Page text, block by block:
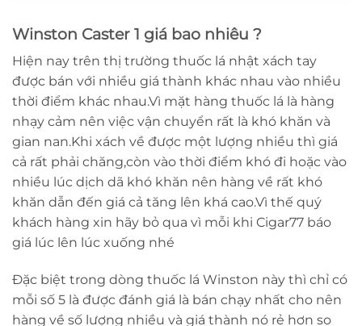
Winston Caster 1 giá bao nhiêu ?
Hiện nay trên thị trường thuốc lá nhật xách tay
được bán với nhiều giá thành khác nhau vào nhiều
thời điểm khác nhau.Vì mặt hàng thuốc lá là hàng
nhạy cảm nên việc vận chuyển rất là khó khăn và
gian nan.Khi xách về được một lượng nhiều thì giá
cả rất phải chăng,còn vào thời điểm khó đi hoặc vào
nhiều lúc dịch dã khó khăn nên hàng về rất khó
khăn dẫn đến giá cả tăng lên khá cao.Vì thế quý
khách hàng xin hãy bỏ qua vì mỗi khi Cigar77 báo
giá lúc lên lúc xuống nhé
Đặc biệt trong dòng thuốc lá Winston này thì chỉ có
mỗi số 5 là được đánh giá là bán chạy nhất cho nên
hàng về số lượng nhiều và giá thành nó rẻ hơn so